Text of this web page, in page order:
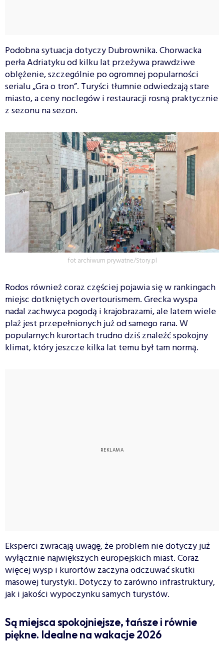
Podobna sytuacja dotyczy Dubrownika. Chorwacka
perła Adriatyku od kilku lat przeżywa prawdziwe
oblężenie, szczególnie po ogromnej popularności
serialu „Gra o tron”. Turyści tłumnie odwiedzają stare
miasto, a ceny noclegów i restauracji rosną praktycznie
z sezonu na sezon.
fot archiwum prywatne/Story.pl
Rodos również coraz częściej pojawia się w rankingach
miejsc dotkniętych overtourismem. Grecka wyspa
nadal zachwyca pogodą i krajobrazami, ale latem wiele
plaż jest przepełnionych już od samego rana. W
popularnych kurortach trudno dziś znaleźć spokojny
klimat, który jeszcze kilka lat temu był tam normą.
Eksperci zwracają uwagę, że problem nie dotyczy już
wyłącznie największych europejskich miast. Coraz
więcej wysp i kurortów zaczyna odczuwać skutki
masowej turystyki. Dotyczy to zarówno infrastruktury,
jak i jakości wypoczynku samych turystów.
Są miejsca spokojniejsze, tańsze i równie
piękne. Idealne na wakacje 2026